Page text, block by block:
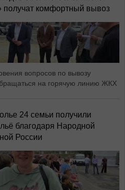
комфортный вывоз
вопросов по вывозу
на горячую линию ЖКХ
24 семьи получили
благодаря Народной
России